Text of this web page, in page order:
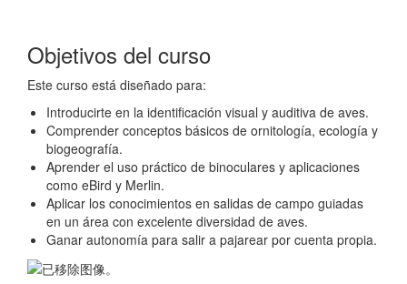
Objetivos del curso
Este curso está diseñado para:
Introducirte en la identificación visual y auditiva de aves.
Comprender conceptos básicos de ornitología, ecología y
biogeografía.
Aprender el uso práctico de binoculares y aplicaciones
como eBird y Merlin.
Aplicar los conocimientos en salidas de campo guiadas
en un área con excelente diversidad de aves.
Ganar autonomía para salir a pajarear por cuenta propia.